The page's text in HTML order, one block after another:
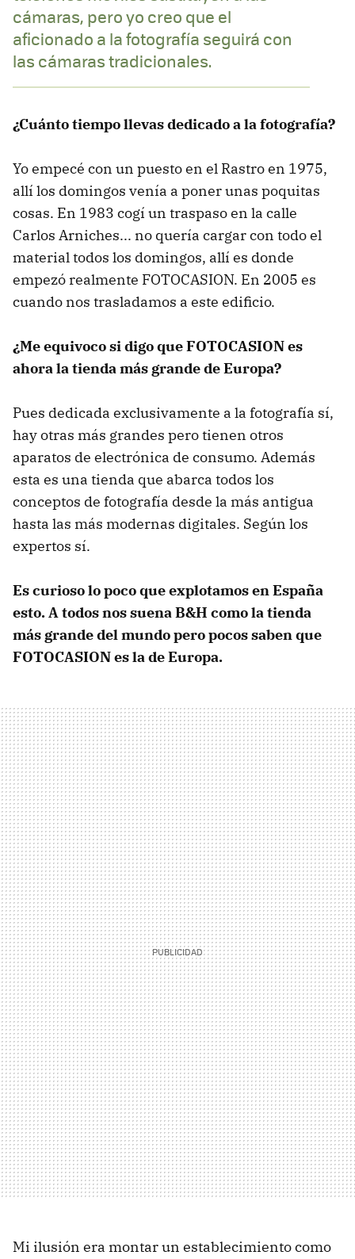
cámaras, pero yo creo que el
aficionado a la fotografía seguirá con
las cámaras tradicionales.
¿Cuánto tiempo llevas dedicado a la fotografía?
Yo empecé con un puesto en el Rastro en 1975,
allí los domingos venía a poner unas poquitas
cosas. En 1983 cogí un traspaso en la calle
Carlos Arniches... no quería cargar con todo el
material todos los domingos, allí es donde
empezó realmente FOTOCASION. En 2005 es
cuando nos trasladamos a este edificio.
¿Me equivoco si digo que FOTOCASION es
ahora la tienda más grande de Europa?
Pues dedicada exclusivamente a la fotografía sí,
hay otras más grandes pero tienen otros
aparatos de electrónica de consumo. Además
esta es una tienda que abarca todos los
conceptos de fotografía desde la más antigua
hasta las más modernas digitales. Según los
expertos sí.
Es curioso lo poco que explotamos en España
esto. A todos nos suena B&H como la tienda
más grande del mundo pero pocos saben que
FOTOCASION es la de Europa.
Mi ilusión era montar un establecimiento como